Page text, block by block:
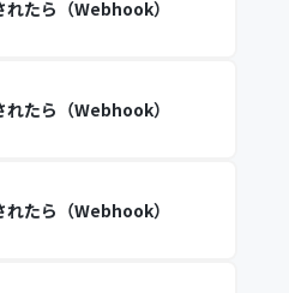
たら（Webhook）
たら（Webhook）
たら（Webhook）